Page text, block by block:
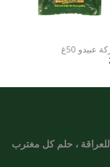
عبيدو 50غ
، حلم كل مغترب